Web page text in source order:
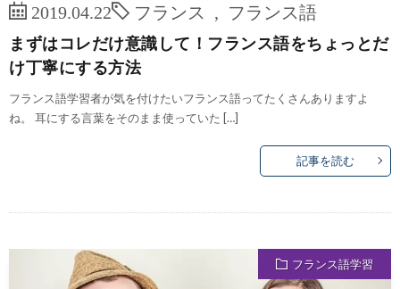
2019.04.22 フランス フランス語
まずはコレだけ意識して！フランス語をちょっとだ
け丁寧にする方法
フランス語学習者が気を付けたいフランス語ってたくさんありますよ
ね。 耳にする言葉をそのまま使っていた […]
記事を読む
フランス語学習